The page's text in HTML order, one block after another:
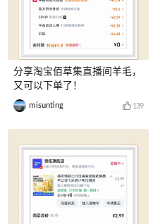
分享淘宝佰草集直播间羊毛，
又可以下单了！
misunting 139